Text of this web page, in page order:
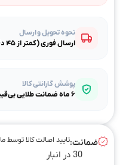
نحوه تحویل و ارسال
ارسال فوری (کمتر از ۴۵ دقیقه در تهران)
پوشش گارانتی کالا
۶ ماه ضمانت طلایی بی‌قیدوشرط مصباح
ضمانت:تایید اصالت کالا توسط ما
30 در انبار